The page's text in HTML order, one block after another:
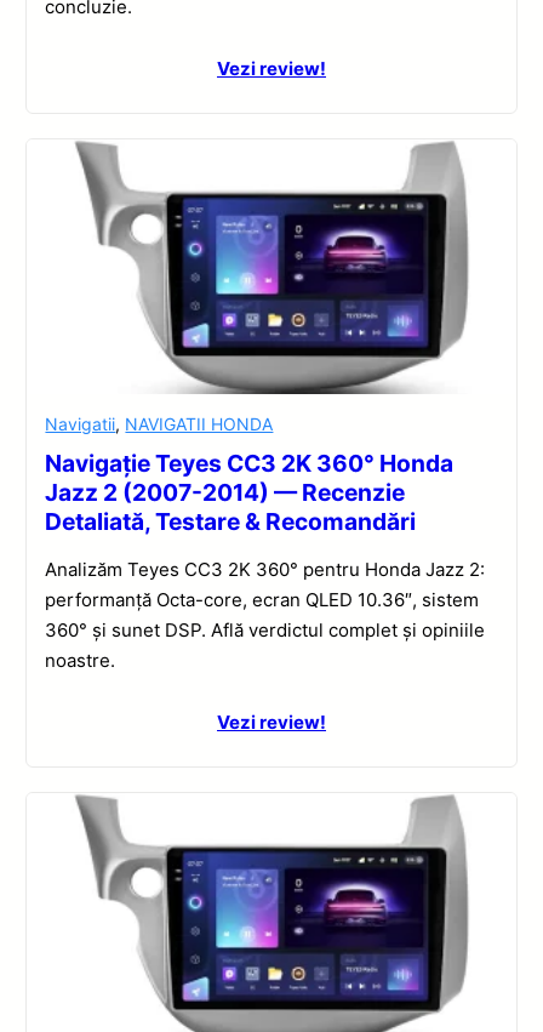
concluzie.
Vezi review!
Navigatii, NAVIGATII HONDA
Navigație Teyes CC3 2K 360° Honda
Jazz 2 (2007-2014) — Recenzie
Detaliată, Testare & Recomandări
Analizăm Teyes CC3 2K 360° pentru Honda Jazz 2:
performanță Octa-core, ecran QLED 10.36″, sistem
360° și sunet DSP. Află verdictul complet și opiniile
noastre.
Vezi review!